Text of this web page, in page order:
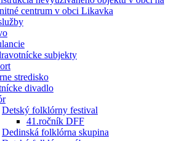
centrum v obci Likavka
subjekty
stredisko
divadlo
Detský folklórny festival
41.ročník DFF
Dedinská folklórna skupina